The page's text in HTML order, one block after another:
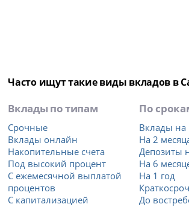
Часто ищут такие виды вкладов в
Вклады по типам
Срочные
Вклады онлайн
Накопительные счета
Под высокий процент
С ежемесячной выплатой
процентов
С капитализацией
По
Вклады на
На 2
Депозиты
На 6
На 1 год
До